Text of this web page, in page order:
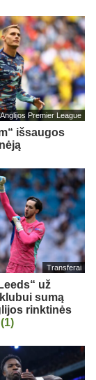
Anglijos Premier League
išsaugos
Transferai
už
sumą
rinktinės
(1)